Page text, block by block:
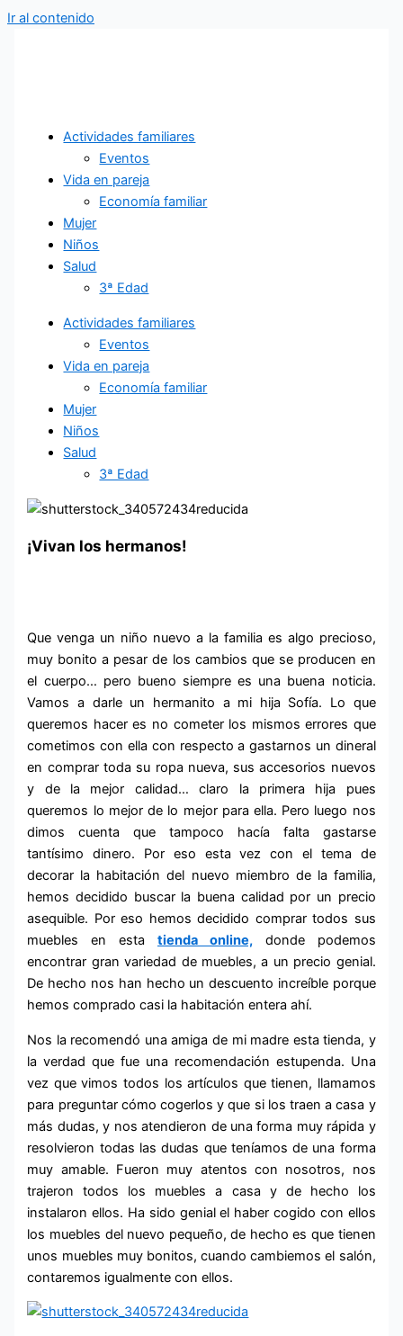
Ir al contenido
Actividades familiares
Eventos
Vida en pareja
Economía familiar
Mujer
Niños
Salud
3ª Edad
Actividades familiares
Eventos
Vida en pareja
Economía familiar
Mujer
Niños
Salud
3ª Edad
¡Vivan los hermanos!
Que venga un niño nuevo a la familia es algo precioso,
muy bonito a pesar de los cambios que se producen en
el cuerpo… pero bueno siempre es una buena noticia.
Vamos a darle un hermanito a mi hija Sofía. Lo que
queremos hacer es no cometer los mismos errores que
cometimos con ella con respecto a gastarnos un dineral
en comprar toda su ropa nueva, sus accesorios nuevos
y de la mejor calidad… claro la primera hija pues
queremos lo mejor de lo mejor para ella. Pero luego nos
dimos cuenta que tampoco hacía falta gastarse
tantísimo dinero. Por eso esta vez con el tema de
decorar la habitación del nuevo miembro de la familia,
hemos decidido buscar la buena calidad por un precio
asequible. Por eso hemos decidido comprar todos sus
muebles en esta tienda online,donde podemos
encontrar gran variedad de muebles, a un precio genial.
De hecho nos han hecho un descuento increíble porque
hemos comprado casi la habitación entera ahí.
Nos la recomendó una amiga de mi madre esta tienda, y
la verdad que fue una recomendación estupenda. Una
vez que vimos todos los artículos que tienen, llamamos
para preguntar cómo cogerlos y que si los traen a casa y
más dudas, y nos atendieron de una forma muy rápida y
resolvieron todas las dudas que teníamos de una forma
muy amable. Fueron muy atentos con nosotros, nos
trajeron todos los muebles a casa y de hecho los
instalaron ellos. Ha sido genial el haber cogido con ellos
los muebles del nuevo pequeño, de hecho es que tienen
unos muebles muy bonitos, cuando cambiemos el salón,
contaremos igualmente con ellos.